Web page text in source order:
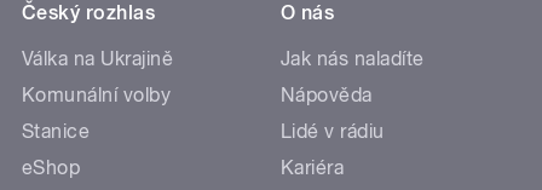
Český rozhlas
Válka na Ukrajině
Komunální volby
Stanice
eShop
O nás
Jak nás naladíte
Nápověda
Lidé v rádiu
Kariéra